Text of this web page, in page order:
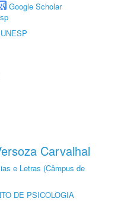
Google Scholar
Carvalhal
e Letras (Câmpus de
DE PSICOLOGIA